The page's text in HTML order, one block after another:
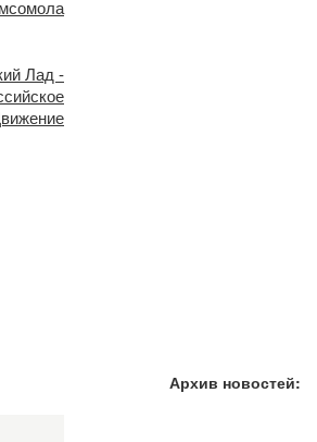
Архив новостей: